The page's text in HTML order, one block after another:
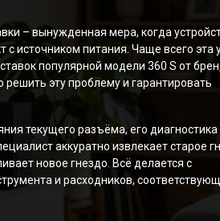
– вынужденная мера, когда
с источником питания. Чаще всего эта
популярной модели 360 S от
эту проблему и гарантировать
текущего разъёма, его диагностика
аккуратно извлекает старое
новое гнездо. Всё делается с
и расходников,